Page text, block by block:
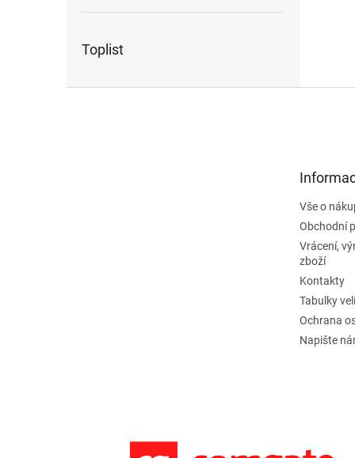
Toplist
Vše o
Obchodní
Vrácení,
zboží
Kontakty
Tabulky
Ochrana
Napište